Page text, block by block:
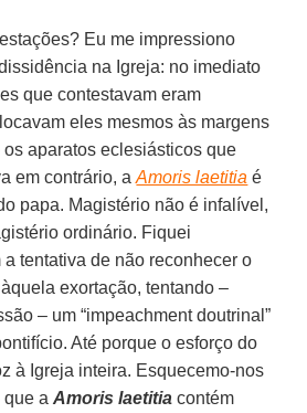
Eu me impressiono
na Igreja: no imediato
que contestavam eram
eles mesmos às margens
aparatos eclesiásticos que
em contrário, aAmoris laetitia é
papa. Magistério não é infalível,
ordinário. Fiquei
tentativa de não reconhecer o
exortação, tentando –
– um “impeachment doutrinal”
Até porque o esforço do
à Igreja inteira. Esquecemo-nos
que aAmoris laetitia contém